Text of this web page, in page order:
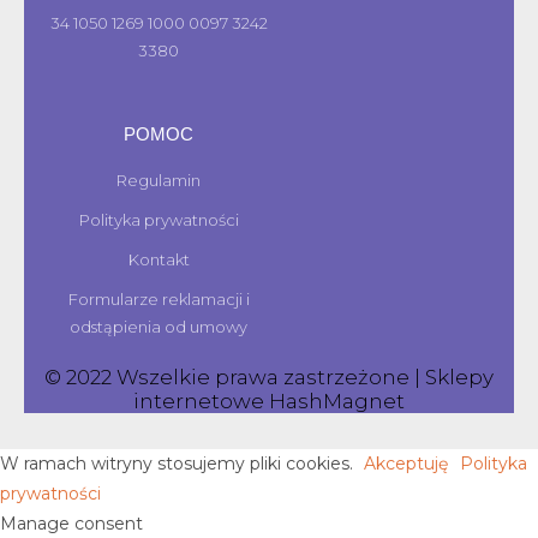
34 1050 1269 1000 0097 3242
3380
POMOC
Regulamin
Polityka prywatności
Kontakt
Formularze reklamacji i
odstąpienia od umowy
© 2022 Wszelkie prawa zastrzeżone | Sklepy
internetowe HashMagnet
W ramach witryny stosujemy pliki cookies. Akceptuję
Polityka
prywatności
Manage consent